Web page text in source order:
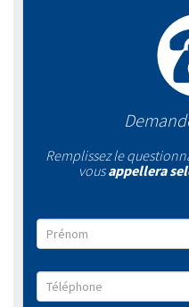
Remplissez le
vousappellera